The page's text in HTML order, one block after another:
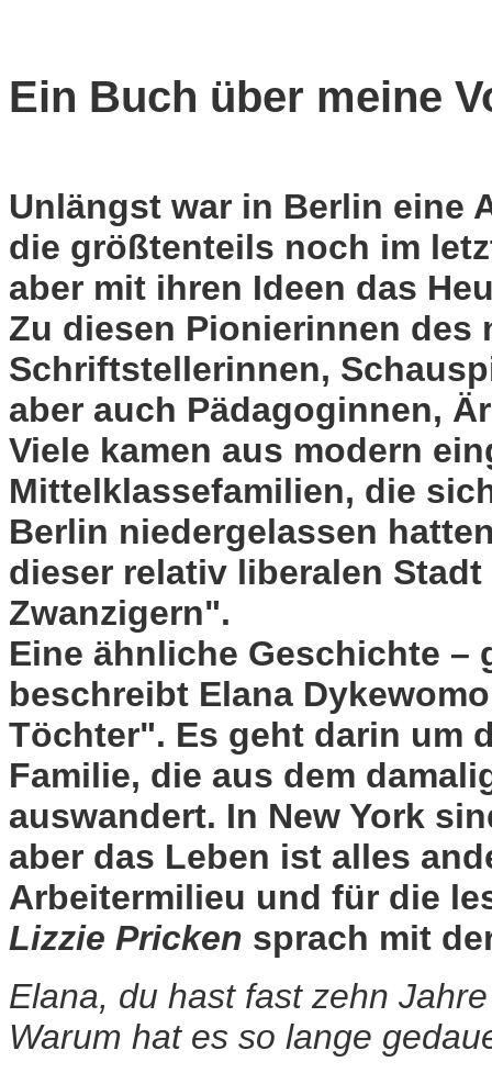
Ein Buch über meine
Unlängst war in Berlin eine
die größtenteils noch im
aber mit ihren Ideen das
Zu diesen Pionierinnen des
Schriftstellerinnen,
aber auch Pädagoginnen,
Viele kamen aus modern
Mittelklassefamilien, die
Berlin niedergelassen
dieser relativ liberalen
Zwanzigern".
Eine ähnliche Geschichte –
beschreibt Elana
Töchter". Es geht darin um
Familie, die aus dem
auswandert. In New York
aber das Leben ist alles
Arbeitermilieu und für die
Lizzie Pricken sprach mit
Elana, du hast fast zehn
Warum hat es so lange